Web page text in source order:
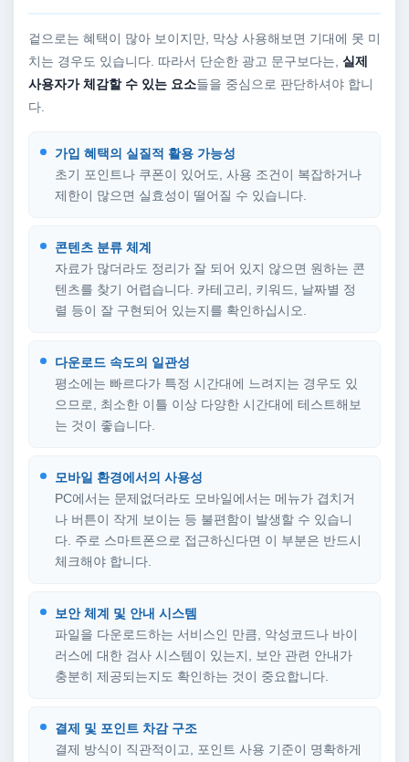
겉으로는 혜택이 많아 보이지만, 막상 사용해보면 기대에 못 미
치는 경우도 있습니다. 따라서 단순한 광고 문구보다는, 실제
사용자가 체감할 수 있는 요소들을 중심으로 판단하셔야 합니
다.
가입 혜택의 실질적 활용 가능성
초기 포인트나 쿠폰이 있어도, 사용 조건이 복잡하거나
제한이 많으면 실효성이 떨어질 수 있습니다.
콘텐츠 분류 체계
자료가 많더라도 정리가 잘 되어 있지 않으면 원하는 콘
텐츠를 찾기 어렵습니다. 카테고리, 키워드, 날짜별 정
렬 등이 잘 구현되어 있는지를 확인하십시오.
다운로드 속도의 일관성
평소에는 빠르다가 특정 시간대에 느려지는 경우도 있
으므로, 최소한 이틀 이상 다양한 시간대에 테스트해보
는 것이 좋습니다.
모바일 환경에서의 사용성
PC에서는 문제없더라도 모바일에서는 메뉴가 겹치거
나 버튼이 작게 보이는 등 불편함이 발생할 수 있습니
다. 주로 스마트폰으로 접근하신다면 이 부분은 반드시
체크해야 합니다.
보안 체계 및 안내 시스템
파일을 다운로드하는 서비스인 만큼, 악성코드나 바이
러스에 대한 검사 시스템이 있는지, 보안 관련 안내가
충분히 제공되는지도 확인하는 것이 중요합니다.
결제 및 포인트 차감 구조
결제 방식이 직관적이고, 포인트 사용 기준이 명확하게